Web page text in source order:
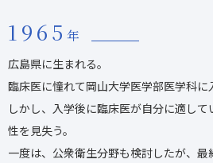
1965 年
広島県に生まれる。
臨床医に憧れて岡山大学医学部医学科に
しかし、入学後に臨床医が自分に適し
性を見失う。
一度は、公衆衛生分野も検討したが、